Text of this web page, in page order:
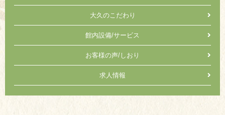
大久のこだわり
館内設備/サービス
お客様の声/しおり
求人情報